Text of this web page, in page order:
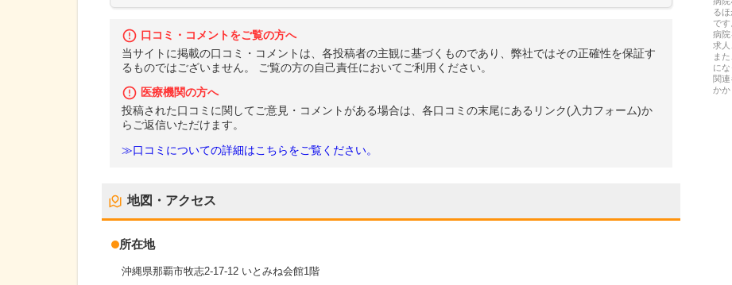
口コミ・コメントをご覧の方へ
当サイトに掲載の口コミ・コメントは、各投稿者の主観に基づくものであり、弊社ではその正確性を保証す
るものではございません。 ご覧の方の自己責任においてご利用ください。
医療機関の方へ
投稿された口コミに関してご意見・コメントがある場合は、各口コミの末尾にあるリンク(入力フォーム)か
らご返信いただけます。
≫口コミについての詳細はこちらをご覧ください。
地図・アクセス
所在地
沖縄県那覇市牧志2-17-12 いとみね会館1階
る
です
病院
求人
ま
にな
関
かか